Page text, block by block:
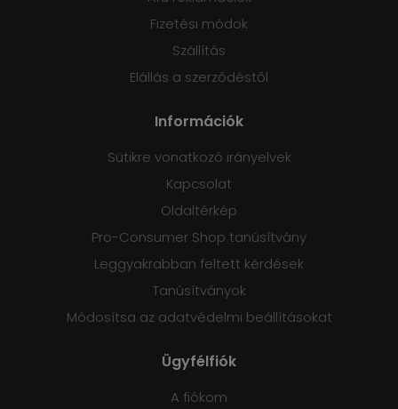
Fizetési módok
Szállítás
Elállás a szerződéstől
Információk
Sütikre vonatkozó irányelvek
Kapcsolat
Oldaltérkép
Pro-Consumer Shop tanúsítvány
Leggyakrabban feltett kérdések
Tanúsítványok
Módosítsa az adatvédelmi beállításokat
Ügyfélfiók
A fiókom